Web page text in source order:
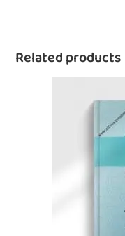
Related products